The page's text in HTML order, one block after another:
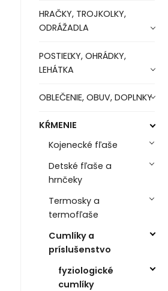
HRAČKY, TROJKOLKY,
ODRÁŽADLA
POSTIEĽKY, OHRÁDKY,
LEHÁTKA
OBLEČENIE, OBUV, DOPLNKY
KŔMENIE
Kojenecké fľaše
Detské fľaše a
hrnčeky
Termosky a
termofľaše
Cumlíky a
príslušenstvo
fyziologické
cumlíky